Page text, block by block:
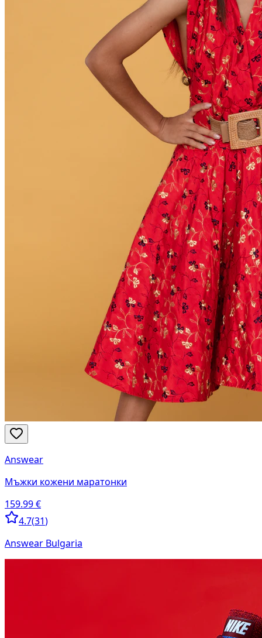
Answear
Мъжки кожени маратонки
159.99€
4.7(31)
Answear Bulgaria